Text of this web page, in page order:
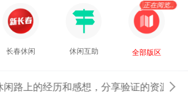
长春休闲 休闲互助
正在阅览..
全部版区
历和感想，分享验证的资源、信息